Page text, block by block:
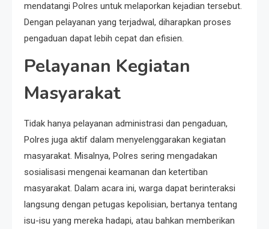
mendatangi Polres untuk melaporkan kejadian tersebut.
Dengan pelayanan yang terjadwal, diharapkan proses
pengaduan dapat lebih cepat dan efisien.
Pelayanan Kegiatan
Masyarakat
Tidak hanya pelayanan administrasi dan pengaduan,
Polres juga aktif dalam menyelenggarakan kegiatan
masyarakat. Misalnya, Polres sering mengadakan
sosialisasi mengenai keamanan dan ketertiban
masyarakat. Dalam acara ini, warga dapat berinteraksi
langsung dengan petugas kepolisian, bertanya tentang
isu-isu yang mereka hadapi, atau bahkan memberikan